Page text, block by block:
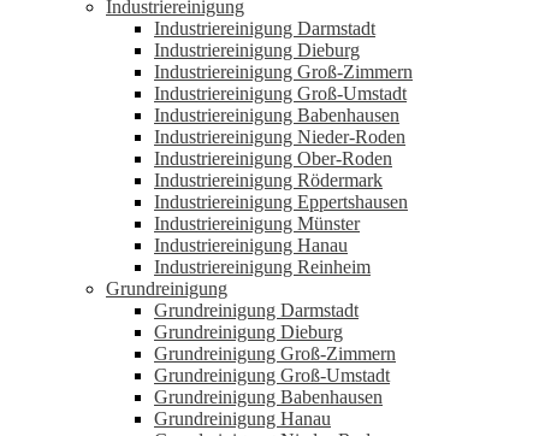
Industriereinigung
Industriereinigung Darmstadt
Industriereinigung Dieburg
Industriereinigung Groß-Zimmern
Industriereinigung Groß-Umstadt
Industriereinigung Babenhausen
Industriereinigung Nieder-Roden
Industriereinigung Ober-Roden
Industriereinigung Rödermark
Industriereinigung Eppertshausen
Industriereinigung Münster
Industriereinigung Hanau
Industriereinigung Reinheim
Grundreinigung
Grundreinigung Darmstadt
Grundreinigung Dieburg
Grundreinigung Groß-Zimmern
Grundreinigung Groß-Umstadt
Grundreinigung Babenhausen
Grundreinigung Hanau